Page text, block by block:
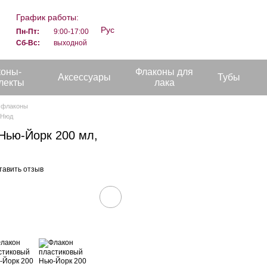
График работы:
Пн-Пт:
9:00-17:00
Сб-Вс:
выходной
Рус
Аксессуары
Флаконы для
лака
Тубы
Нюд
Йорк 200 мл,
отзыв